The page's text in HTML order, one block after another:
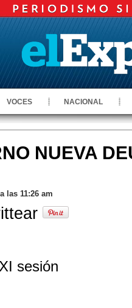
VOCES NACIONAL
NUEVA
las 11:26 am